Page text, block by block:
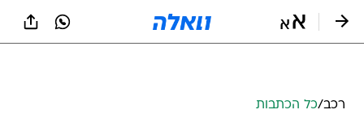
רכב/כל הכתבות